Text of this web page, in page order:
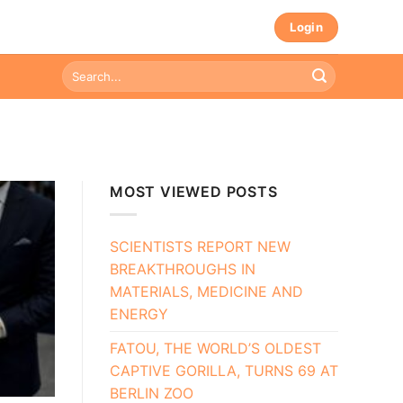
Login
MOST VIEWED POSTS
SCIENTISTS REPORT NEW
BREAKTHROUGHS IN
MATERIALS, MEDICINE AND
ENERGY
FATOU, THE WORLD’S OLDEST
CAPTIVE GORILLA, TURNS 69 AT
BERLIN ZOO